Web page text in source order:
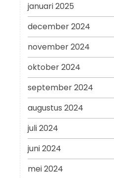
januari 2025
december 2024
november 2024
oktober 2024
september 2024
augustus 2024
juli 2024
juni 2024
mei 2024